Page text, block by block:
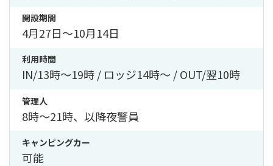
開設期間
4月27日〜10月14日
利用時間
IN/13時〜19時 / ロッジ14時〜 / OUT/翌10時
管理人
8時〜21時、以降夜警員
キャンピングカー
可能